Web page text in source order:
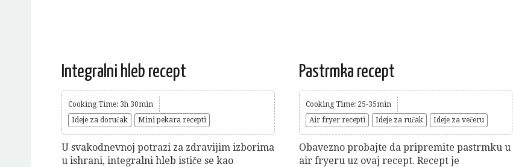
Integralni hleb recept
Cooking Time: 3h 30min
Ideje za doručak
Mini pekara recepti
U svakodnevnoj potrazi za zdravijim izborima
u ishrani, integralni hleb ističe se kao
Pastrmka recept
Cooking Time: 25-35min
Air fryer recepti
Ideje za ručak Ideje za večeru
Obavezno probajte da pripremite pastrmku u
air fryeru uz ovaj recept. Recept je